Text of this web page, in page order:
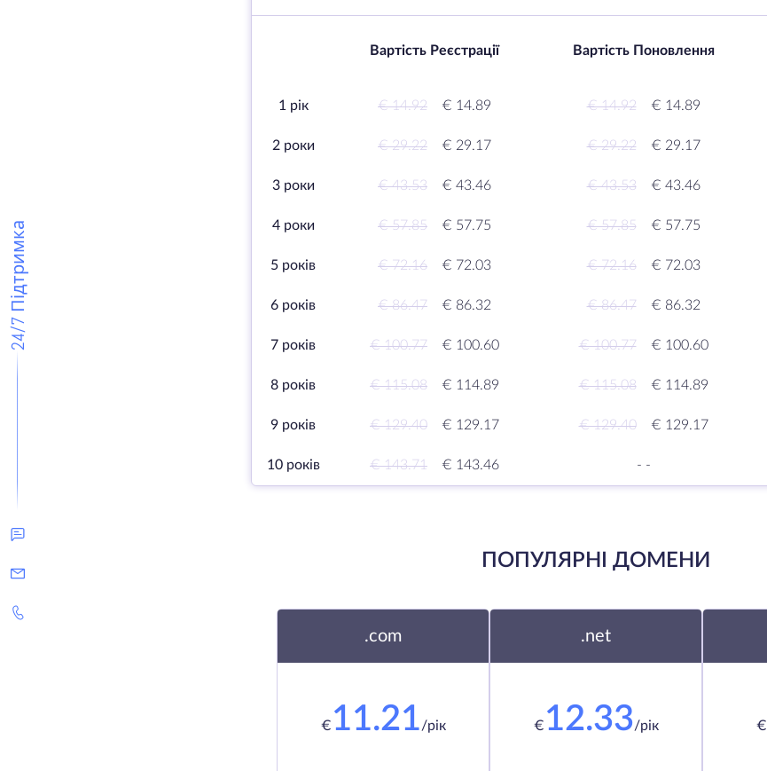
24/7 Підтримка
Вартість Реєстрації Вартість Поновлення
1 рік € 14.92 € 14.89 € 14.92 € 14.89
2 роки € 29.22 € 29.17 € 29.22 € 29.17
3 роки € 43.53 € 43.46 € 43.53 € 43.46
4 роки € 57.85 € 57.75 € 57.85 € 57.75
5 років € 72.16 € 72.03 € 72.16 € 72.03
6 років € 86.47 € 86.32 € 86.47 € 86.32
7 років € 100.77 € 100.60 € 100.77 € 100.60
8 років € 115.08 € 114.89 € 115.08 € 114.89
9 років € 129.40 € 129.17 € 129.40 € 129.17
10 років € 143.71 € 143.46 - -
ПОПУЛЯРНІ ДОМЕНИ
.com
€ 11.21/рік
.net
€ 12.33/рік €